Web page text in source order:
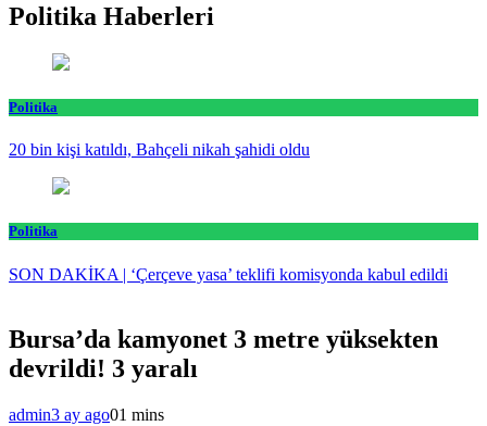
Politika Haberleri
Politika
20 bin kişi katıldı, Bahçeli nikah şahidi oldu
Politika
SON DAKİKA | ‘Çerçeve yasa’ teklifi komisyonda kabul edildi
Bursa’da kamyonet 3 metre yüksekten
devrildi! 3 yaralı
admin3 ay ago01 mins